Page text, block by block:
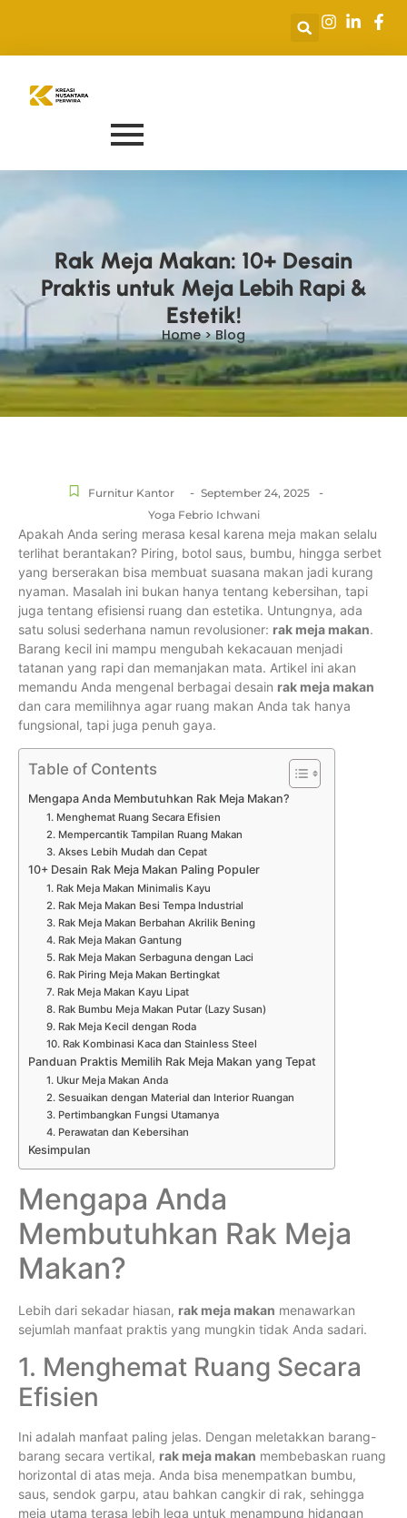
Rak Meja Makan: 10+ Desain
Praktis untuk Meja Lebih Rapi &
Estetik!
Home > Blog
Furnitur Kantor - September 24, 2025 -
Yoga Febrio Ichwani
Apakah Anda sering merasa kesal karena meja makan selalu
terlihat berantakan? Piring, botol saus, bumbu, hingga serbet
yang berserakan bisa membuat suasana makan jadi kurang
nyaman. Masalah ini bukan hanya tentang kebersihan, tapi
juga tentang efisiensi ruang dan estetika. Untungnya, ada
satu solusi sederhana namun revolusioner: rak meja makan.
Barang kecil ini mampu mengubah kekacauan menjadi
tatanan yang rapi dan memanjakan mata. Artikel ini akan
memandu Anda mengenal berbagai desain rak meja makan
dan cara memilihnya agar ruang makan Anda tak hanya
fungsional, tapi juga penuh gaya.
Table of Contents
Mengapa Anda Membutuhkan Rak Meja Makan?
1. Menghemat Ruang Secara Efisien
2. Mempercantik Tampilan Ruang Makan
3. Akses Lebih Mudah dan Cepat
10+ Desain Rak Meja Makan Paling Populer
1. Rak Meja Makan Minimalis Kayu
2. Rak Meja Makan Besi Tempa Industrial
3. Rak Meja Makan Berbahan Akrilik Bening
4. Rak Meja Makan Gantung
5. Rak Meja Makan Serbaguna dengan Laci
6. Rak Piring Meja Makan Bertingkat
7. Rak Meja Makan Kayu Lipat
8. Rak Bumbu Meja Makan Putar (Lazy Susan)
9. Rak Meja Kecil dengan Roda
10. Rak Kombinasi Kaca dan Stainless Steel
Panduan Praktis Memilih Rak Meja Makan yang Tepat
1. Ukur Meja Makan Anda
2. Sesuaikan dengan Material dan Interior Ruangan
3. Pertimbangkan Fungsi Utamanya
4. Perawatan dan Kebersihan
Kesimpulan
Mengapa Anda
Membutuhkan Rak Meja
Makan?
Lebih dari sekadar hiasan, rak meja makan menawarkan
sejumlah manfaat praktis yang mungkin tidak Anda sadari.
1. Menghemat Ruang Secara
Efisien
Ini adalah manfaat paling jelas. Dengan meletakkan barang-
barang secara vertikal, rak meja makan membebaskan ruang
horizontal di atas meja. Anda bisa menempatkan bumbu,
saus, sendok garpu, atau bahkan cangkir di rak, sehingga
meja utama terasa lebih lega untuk menampung hidangan